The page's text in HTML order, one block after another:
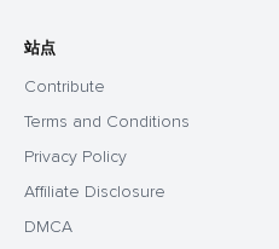
站点
Contribute
Terms and Conditions
Privacy Policy
Affiliate Disclosure
DMCA